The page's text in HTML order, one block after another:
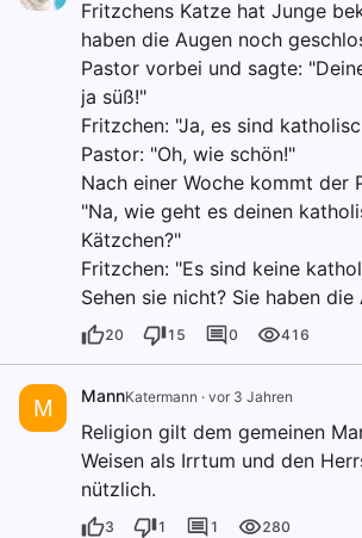
Fritzchens Katze hat Junge
haben die Augen noch
Pastor vorbei und sagte:
ja süß!"
Fritzchen: "Ja, es sind
Pastor: "Oh, wie schön!"
Nach einer Woche kommt der
"Na, wie geht es deinen
Kätzchen?"
Fritzchen: "Es sind keine
Sehen sie nicht? Sie haben
20 15 0 416
M MannKatermann · vor 3 Jahren
Religion gilt dem gemeinen
Weisen als Irrtum und den
nützlich.
3 1 1 280